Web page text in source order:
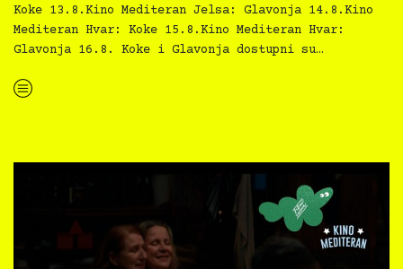
Koke 13.8.Kino Mediteran Jelsa: Glavonja 14.8.Kino
Mediteran Hvar: Koke 15.8.Kino Mediteran Hvar:
Glavonja 16.8. Koke i Glavonja dostupni su…
“Kino Mediteran i Film svima nastavljaju inkluzivnu turneju na Hvaru”